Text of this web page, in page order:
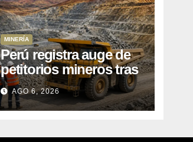
MINERÍA
Perú registra auge de
petitorios mineros tras
liberación de más de
mil concesiones para
explorar cobre y oro
AGO 6, 2026